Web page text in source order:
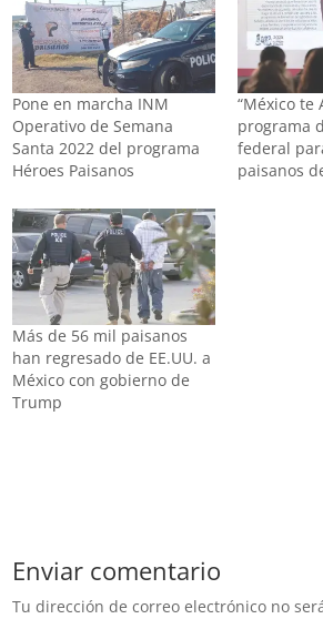
Pone en marcha INM
Operativo de Semana
Santa 2022 del programa
Héroes Paisanos
“México te
programa
federal
paisanos
Más de 56 mil paisanos
han regresado de EE.UU. a
México con gobierno de
Trump
Enviar comentario
Tu dirección de correo electrónico no